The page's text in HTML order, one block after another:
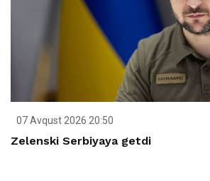
07 Avqust 2026 20:50
Zelenski Serbiyaya getdi